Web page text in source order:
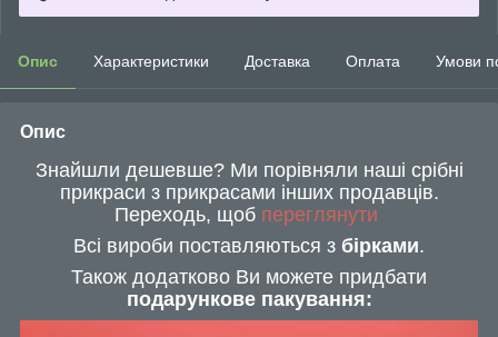
Опис Характеристики Доставка Оплата Умови
Опис
Знайшли дешевше? Ми порівняли наші срібні
прикраси з прикрасами інших продавців.
Переходь, щоб переглянути
Всі вироби поставляються з бірками.
Також додатково Ви можете придбати
подарункове пакування: